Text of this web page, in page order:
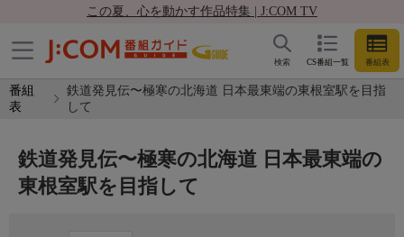
この夏、心を動かす作品特集 | J:COM TV
CS番組一覧 番組表
検索
番組
表
鉄道発見伝〜極寒の北海道 日本最東端の東根室駅を目指
して
鉄道発見伝〜極寒の北海道 日本最東端の
東根室駅を目指して